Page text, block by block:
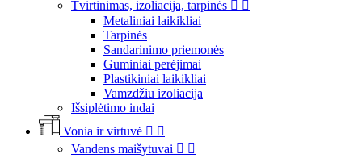
Tvirtinimas, izoliacija, tarpinės  
Metaliniai laikikliai
Tarpinės
Sandarinimo priemonės
Guminiai perėjimai
Plastikiniai laikikliai
Vamzdžiu izoliacija
Išsiplėtimo indai
Vonia ir virtuvė  
Vandens maišytuvai  